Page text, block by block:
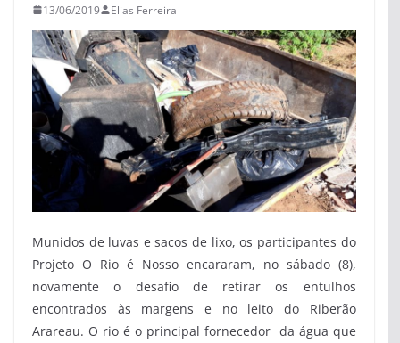
13/06/2019 Elias Ferreira
Munidos de luvas e sacos de lixo, os participantes do
Projeto O Rio é Nosso encararam, no sábado (8),
novamente o desafio de retirar os entulhos
encontrados às margens e no leito do Riberão
Arareau. O rio é o principal fornecedor da água que